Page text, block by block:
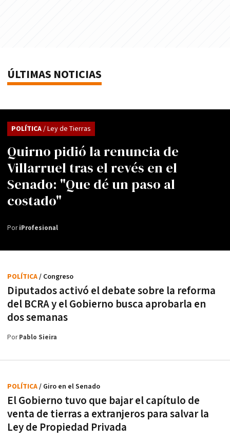
ÚLTIMAS NOTICIAS
Quirno pidió la renuncia de
Villarruel tras el revés en el
Senado: "Que dé un paso al
costado"
POLÍTICA/ Ley de Tierras
PoriProfesional
Diputados activó el debate sobre la reforma
del BCRA y el Gobierno busca aprobarla en
dos semanas
POLÍTICA/ Congreso
PorPablo Sieira
El Gobierno tuvo que bajar el capítulo de
venta de tierras a extranjeros para salvar la
Ley de Propiedad Privada
POLÍTICA/ Giro en el Senado